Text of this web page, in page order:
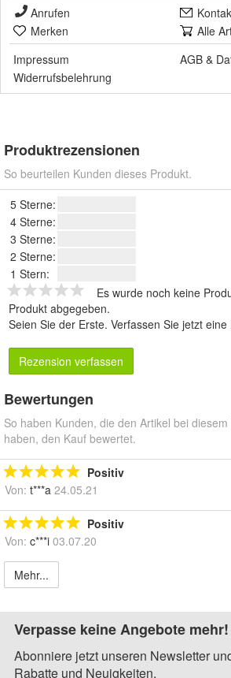
Anrufen
Merken
Alle
Impressum
AGB &
Widerrufsbelehrung
Produktrezensionen
So beurteilen Kunden dieses Produkt.
5 Sterne:
4 Sterne:
3 Sterne:
2 Sterne:
1 Stern:
Es wurde noch keine
Produkt abgegeben.
Seien Sie der Erste. Verfassen Sie jetzt
Rezension verfassen
Bewertungen
So haben Kunden, die den Artikel bei
haben, den Kauf bewertet.
Positiv
Von: t***a 24.05.21
Positiv
Von: c***i 03.07.20
Mehr...
Verpasse keine Angebote mehr!
Abonniere jetzt unseren Newsletter
Rabatte und Neuigkeiten.